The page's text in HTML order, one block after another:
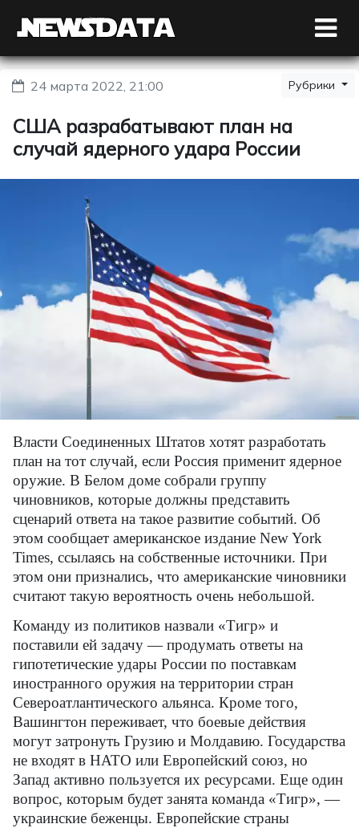
24 марта 2022, 21:00 Рубрики
США разрабатывают план на
случай ядерного удара России
Власти Соединенных Штатов хотят разработать
план на тот случай, если Россия применит ядерное
оружие. В Белом доме собрали группу
чиновников, которые должны представить
сценарий ответа на такое развитие событий. Об
этом сообщает американское издание New York
Times, ссылаясь на собственные источники. При
этом они признались, что американские чиновники
считают такую вероятность очень небольшой.
Команду из политиков назвали «Тигр» и
поставили ей задачу — продумать ответы на
гипотетические удары России по поставкам
иностранного оружия на территории стран
Североатлантического альянса. Кроме того,
Вашингтон переживает, что боевые действия
могут затронуть Грузию и Молдавию. Государства
не входят в НАТО или Европейский союз, но
Запад активно пользуется их ресурсами. Еще один
вопрос, которым будет занята команда «Тигр», —
украинские беженцы. Европейские страны